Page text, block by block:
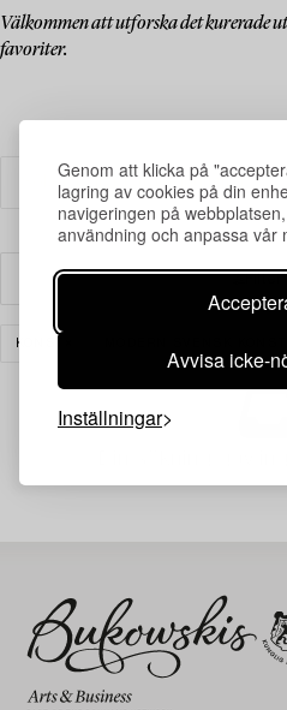
Genom att klicka på
lagring av cookies på din
navigeringen på
användning och anpassa vår
Avvisa icke-
Inställningar
Välkommen att utforska det kurerade
favoriter.
Filter
KONST